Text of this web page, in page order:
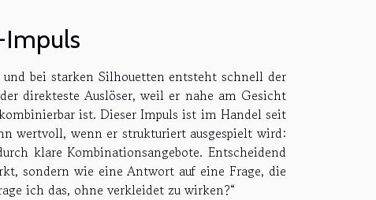
Impuls
bei starken Silhouetten entsteht schnell der
direkteste Auslöser, weil er nahe am Gesicht
ist. Dieser Impuls ist im Handel seit
wertvoll, wenn er strukturiert ausgespielt wird:
klare Kombinationsangebote. Entscheidend
sondern wie eine Antwort auf eine Frage, die
ich das, ohne verkleidet zu wirken?“